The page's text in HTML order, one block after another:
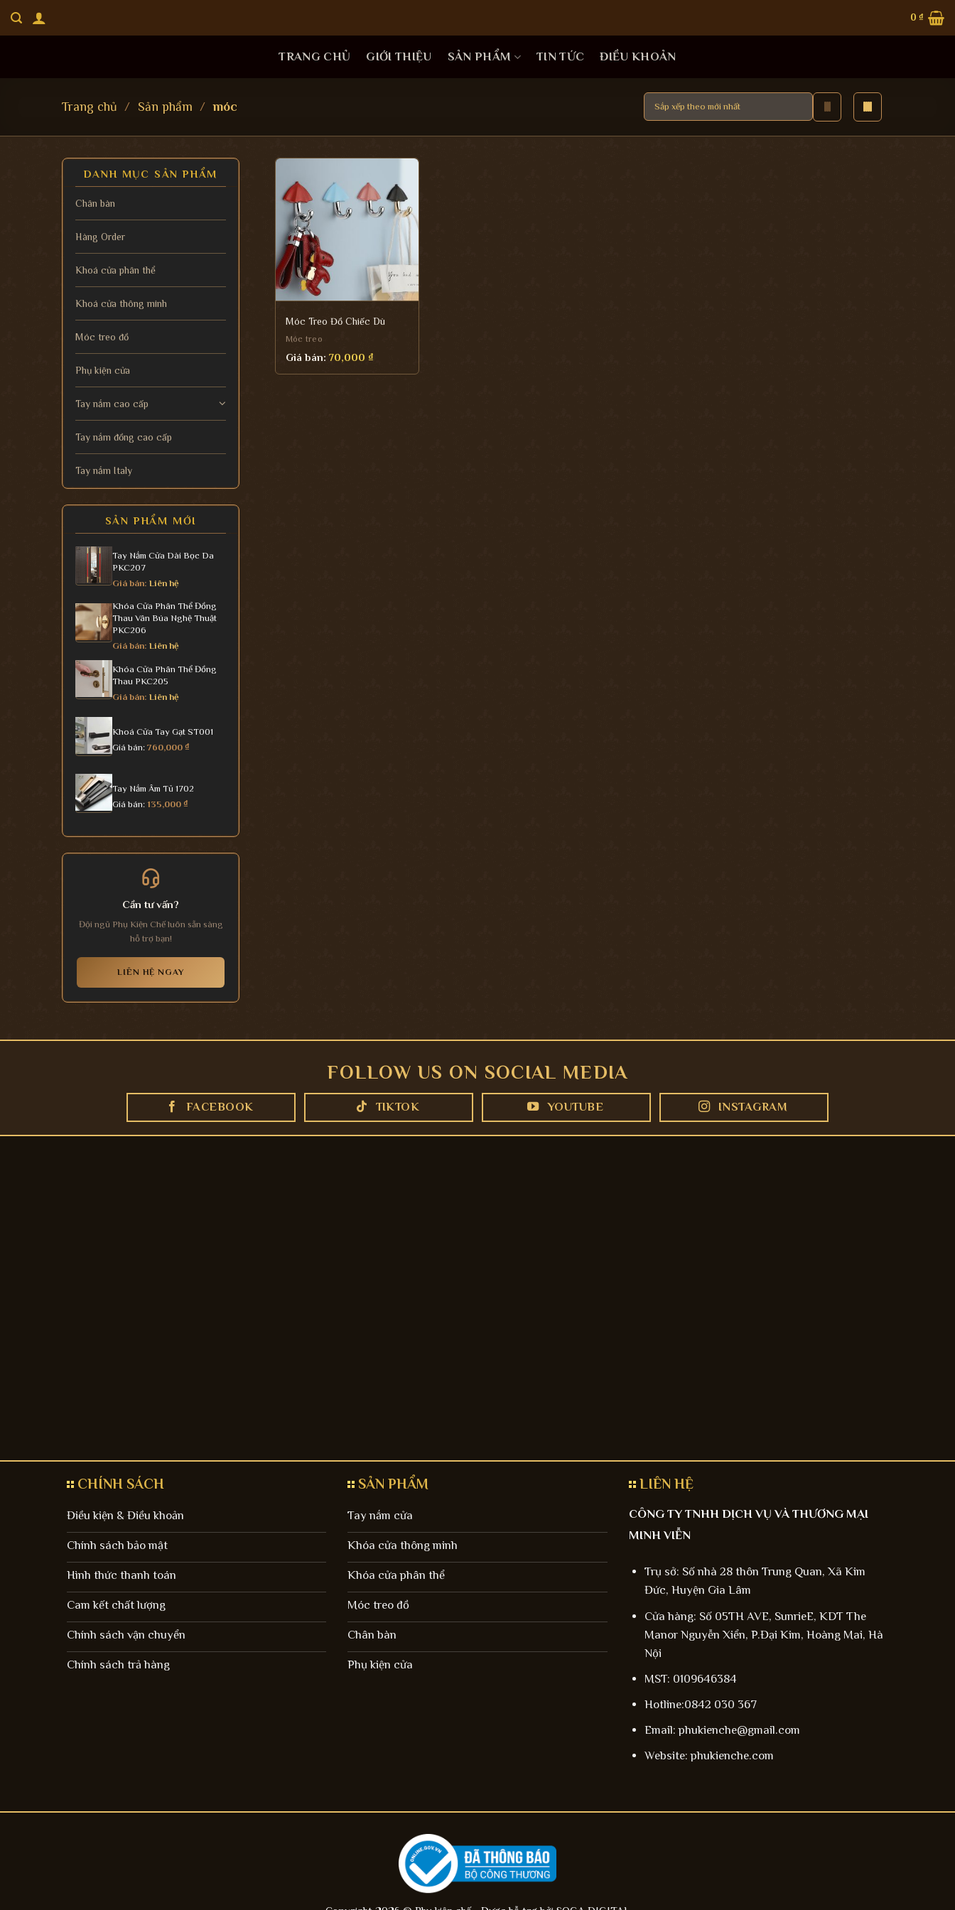
qua
0₫
TRANG CHỦ GIỚI THIỆU SẢN PHẨM TIN TỨC ĐIỀU KHOẢN
Trang chủ / Sản phẩm / móc
DANH MỤC SẢN PHẨM
Chân bàn
Hàng Order
Khoá cửa phân thể
Khoá cửa thông minh
Móc treo đồ
Phụ kiện cửa
Tay nắm cao cấp
Tay nắm đồng cao cấp
Tay nắm Italy
SẢN PHẨM MỚI
Tay Nắm Cửa Dài Bọc Da
PKC207
Giá bán: Liên hệ
Khóa Cửa Phân Thể Đồng
Thau Vân Búa Nghệ Thuật
PKC206
Giá bán: Liên hệ
Khóa Cửa Phân Thể Đồng
Thau PKC205
Giá bán: Liên hệ
Khoá Cửa Tay Gạt ST001
Giá bán: 760,000 ₫
Tay Nắm Âm Tủ 1702
Giá bán: 135,000 ₫
Cần tư vấn?
Đội ngũ Phụ Kiện Chế luôn sẵn sàng
hỗ trợ bạn!
LIÊN HỆ NGAY
Móc Treo Đồ Chiếc Dù
Móc treo
Giá bán: 70,000 ₫
FOLLOW US ON SOCIAL MEDIA
FACEBOOK TIKTOK YOUTUBE INSTAGRAM
CHÍNH SÁCH
Điều kiện & Điều khoản
Chính sách bảo mật
Hình thức thanh toán
Cam kết chất lượng
Chính sách vận chuyển
Chính sách trả hàng
SẢN PHẨM
Tay nắm cửa
Khóa cửa thông minh
Khóa cửa phân thể
Móc treo đồ
Chân bàn
Phụ kiện cửa
LIÊN HỆ
CÔNG TY TNHH DỊCH VỤ VÀ THƯƠNG MẠI
MINH VIỄN
Trụ sở: Số nhà 28 thôn Trung Quan, Xã Kim
Đức, Huyện Gia Lâm
Cửa hàng: Số 05TH AVE, SunrieE, KDT The
Manor Nguyễn Xiển, P.Đại Kim, Hoàng Mai, Hà
Nội
MST: 0109646384
Hotline:0842 030 367
Email: phukienche@gmail.com
Website: phukienche.com